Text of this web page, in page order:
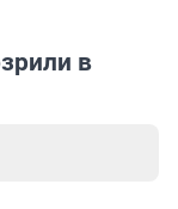
владеющими
и по
в